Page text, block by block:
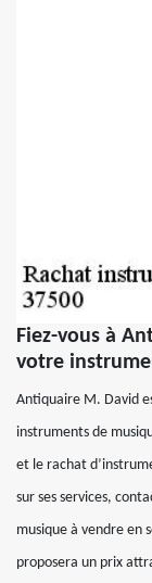
Fiez-vous à
votre
Antiquaire M. David
instruments de
et le rachat
sur ses services,
musique à vendre en
proposera un prix